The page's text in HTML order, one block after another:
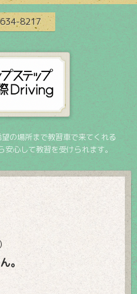
8217
の場所まで教習車で来てくれる
安心して教習を受けられます。
。